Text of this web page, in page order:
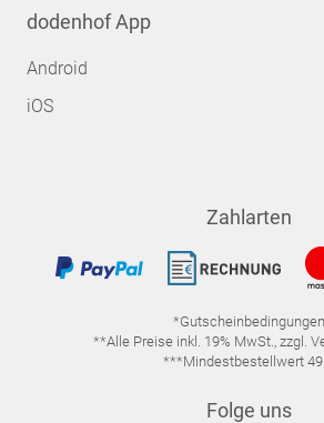
dodenhof App
Android
iOS
Zahlarten
*Gutscheinbedingungen
**Alle Preise inkl. 19% MwSt., zzgl.
***Mindestbestellwert
Folge uns